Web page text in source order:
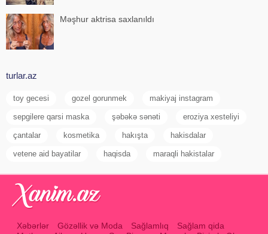
Məşhur aktrisa saxlanıldı
turlar.az
toy gecesi gozel gorunmek makiyaj instagram
sepgilere qarsi maska şəbəkə sənəti eroziya xesteliyi
çantalar kosmetika hakışta hakisdalar
vetene aid bayatilar haqisda maraqli hakistalar
Xəbərlər Gözəllik və Moda Sağlamlıq
Sağlam qida